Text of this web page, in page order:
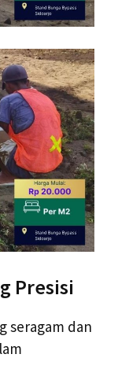
Presisi
seragam dan